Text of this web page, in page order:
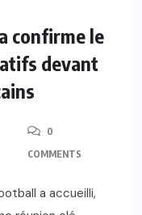
confirme le
devant
0
COMMENTS
a accueilli,